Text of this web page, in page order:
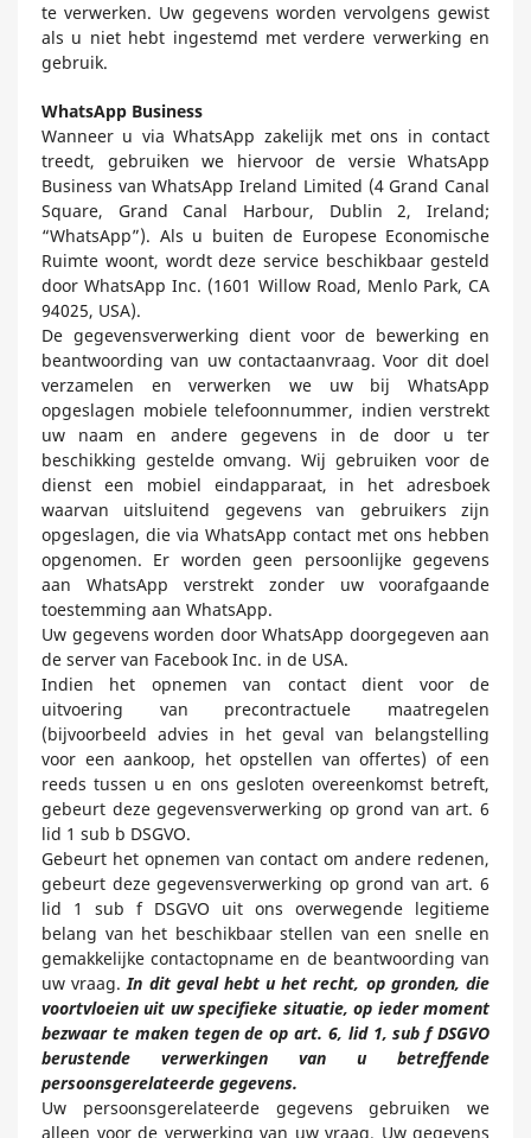
te verwerken. Uw gegevens worden vervolgens gewist
als u niet hebt ingestemd met verdere verwerking en
gebruik.
WhatsApp Business
Wanneer u via WhatsApp zakelijk met ons in contact
treedt, gebruiken we hiervoor de versie WhatsApp
Business van WhatsApp Ireland Limited (4 Grand Canal
Square, Grand Canal Harbour, Dublin 2, Ireland;
“WhatsApp”). Als u buiten de Europese Economische
Ruimte woont, wordt deze service beschikbaar gesteld
door WhatsApp Inc. (1601 Willow Road, Menlo Park, CA
94025, USA).
De gegevensverwerking dient voor de bewerking en
beantwoording van uw contactaanvraag. Voor dit doel
verzamelen en verwerken we uw bij WhatsApp
opgeslagen mobiele telefoonnummer, indien verstrekt
uw naam en andere gegevens in de door u ter
beschikking gestelde omvang. Wij gebruiken voor de
dienst een mobiel eindapparaat, in het adresboek
waarvan uitsluitend gegevens van gebruikers zijn
opgeslagen, die via WhatsApp contact met ons hebben
opgenomen. Er worden geen persoonlijke gegevens
aan WhatsApp verstrekt zonder uw voorafgaande
toestemming aan WhatsApp.
Uw gegevens worden door WhatsApp doorgegeven aan
de server van Facebook Inc. in de USA.
Indien het opnemen van contact dient voor de
uitvoering van precontractuele maatregelen
(bijvoorbeeld advies in het geval van belangstelling
voor een aankoop, het opstellen van offertes) of een
reeds tussen u en ons gesloten overeenkomst betreft,
gebeurt deze gegevensverwerking op grond van art. 6
lid 1 sub b DSGVO.
Gebeurt het opnemen van contact om andere redenen,
gebeurt deze gegevensverwerking op grond van art. 6
lid 1 sub f DSGVO uit ons overwegende legitieme
belang van het beschikbaar stellen van een snelle en
gemakkelijke contactopname en de beantwoording van
uw vraag. In dit geval hebt u het recht, op gronden, die
voortvloeien uit uw specifieke situatie, op ieder moment
bezwaar te maken tegen de op art. 6, lid 1, sub f DSGVO
berustende verwerkingen van u betreffende
persoonsgerelateerde gegevens.
Uw persoonsgerelateerde gegevens gebruiken we
alleen voor de verwerking van uw vraag. Uw gegevens